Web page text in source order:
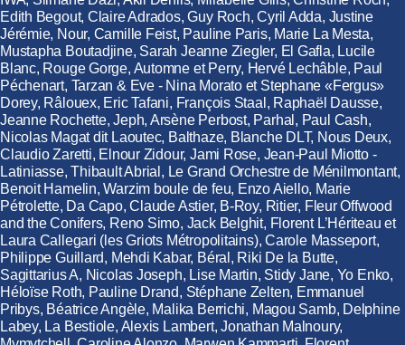
Edith Begout, Claire Adrados, Guy Roch, Cyril Adda, Justine
Jérémie, Nour, Camille Feist, Pauline Paris, Marie La Mesta,
Mustapha Boutadjine, Sarah Jeanne Ziegler, El Gafla, Lucile
Blanc, Rouge Gorge, Automne et Perry, Hervé Lechâble, Paul
Péchenart, Tarzan & Eve - Nina Morato et Stephane «Fergus»
Dorey, Râlouex, Eric Tafani, François Staal, Raphaël Dausse,
Jeanne Rochette, Jeph, Arsène Perbost, Parhal, Paul Cash,
Nicolas Magat dit Laoutec, Balthaze, Blanche DLT, Nous Deux,
Claudio Zaretti, Elnour Zidour, Jami Rose, Jean-Paul Miotto -
Latiniasse, Thibault Abrial, Le Grand Orchestre de Ménilmontant,
Benoit Hamelin, Warzim boule de feu, Enzo Aiello, Marie
Pétrolette, Da Capo, Claude Astier, B-Roy, Ritier, Fleur Offwood
and the Conifers, Reno Simo, Jack Belghit, Florent L’Hériteau et
Laura Callegari (les Griots Métropolitains), Carole Masseport,
Philippe Guillard, Mehdi Kabar, Béral, Riki De la Butte,
Sagittarius A, Nicolas Joseph, Lise Martin, Stidy Jane, Yo Enko,
Héloïse Roth, Pauline Drand, Stéphane Zelten, Emmanuel
Pribys, Béatrice Angèle, Malika Berrichi, Magou Samb, Delphine
Labey, La Bestiole, Alexis Lambert, Jonathan Malnoury,